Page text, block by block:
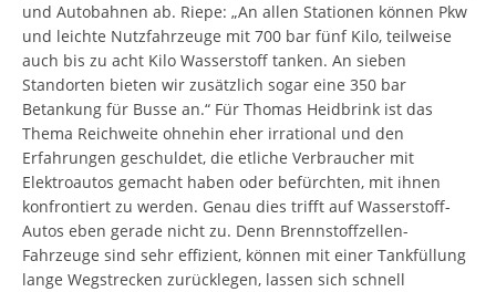
und Autobahnen ab. Riepe: „An allen Stationen können Pkw
und leichte Nutzfahrzeuge mit 700 bar fünf Kilo, teilweise
auch bis zu acht Kilo Wasserstoff tanken. An sieben
Standorten bieten wir zusätzlich sogar eine 350 bar
Betankung für Busse an.“ Für Thomas Heidbrink ist das
Thema Reichweite ohnehin eher irrational und den
Erfahrungen geschuldet, die etliche Verbraucher mit
Elektroautos gemacht haben oder befürchten, mit ihnen
konfrontiert zu werden. Genau dies trifft auf Wasserstoff-
Autos eben gerade nicht zu. Denn Brennstoffzellen-
Fahrzeuge sind sehr effizient, können mit einer Tankfüllung
lange Wegstrecken zurücklegen, lassen sich schnell